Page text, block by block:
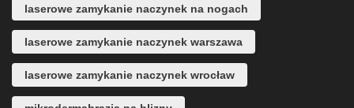
laserowe zamykanie naczynek na nogach
laserowe zamykanie naczynek warszawa
laserowe zamykanie naczynek wrocław